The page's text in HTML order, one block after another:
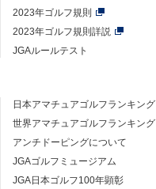
2023年ゴルフ規則
2023年ゴルフ規則詳説
JGAルールテスト
日本アマチュアゴルフランキング
世界アマチュアゴルフランキング
アンチドーピングについて
JGAゴルフミュージアム
JGA日本ゴルフ100年顕彰